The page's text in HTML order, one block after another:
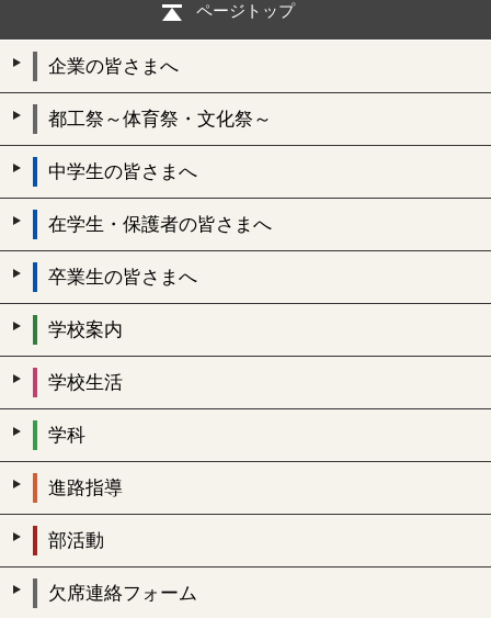
ページトップ
企業の皆さまへ
都工祭～体育祭・文化祭～
中学生の皆さまへ
在学生・保護者の皆さまへ
卒業生の皆さまへ
学校案内
学校生活
学科
進路指導
部活動
欠席連絡フォーム